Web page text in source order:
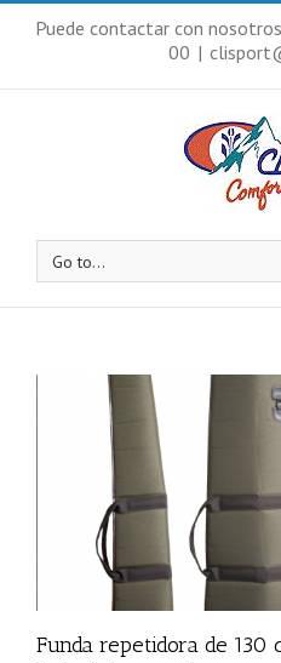
Puede contactar con
00 |
Go to...
Funda repetidora de 130